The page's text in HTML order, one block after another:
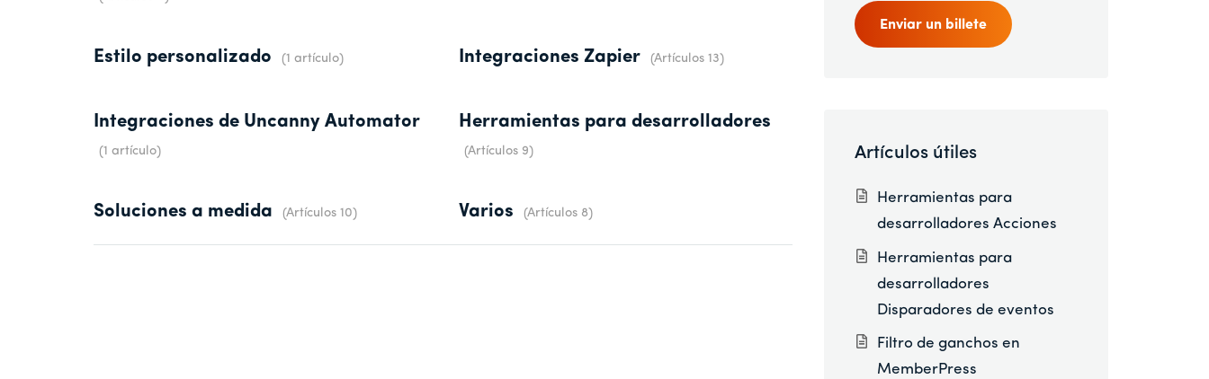
Estilo personalizado 1 artículo Integraciones Zapier Artículos 13
Integraciones de Uncanny Automator
1 artículo
Herramientas para desarrolladores
Artículos 9
Soluciones a medida Artículos 10 Varios Artículos 8
Enviar un billete
Artículos útiles
Herramientas para
desarrolladores Acciones
Herramientas para
desarrolladores
Disparadores de eventos
Filtro de ganchos en
MemberPress